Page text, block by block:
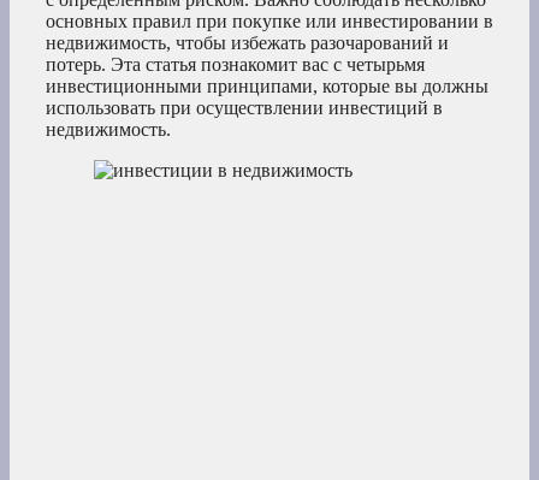
основных правил при покупке или инвестировании в
недвижимость, чтобы избежать разочарований и
потерь. Эта статья познакомит вас с четырьмя
инвестиционными принципами, которые вы должны
использовать при осуществлении инвестиций в
недвижимость.